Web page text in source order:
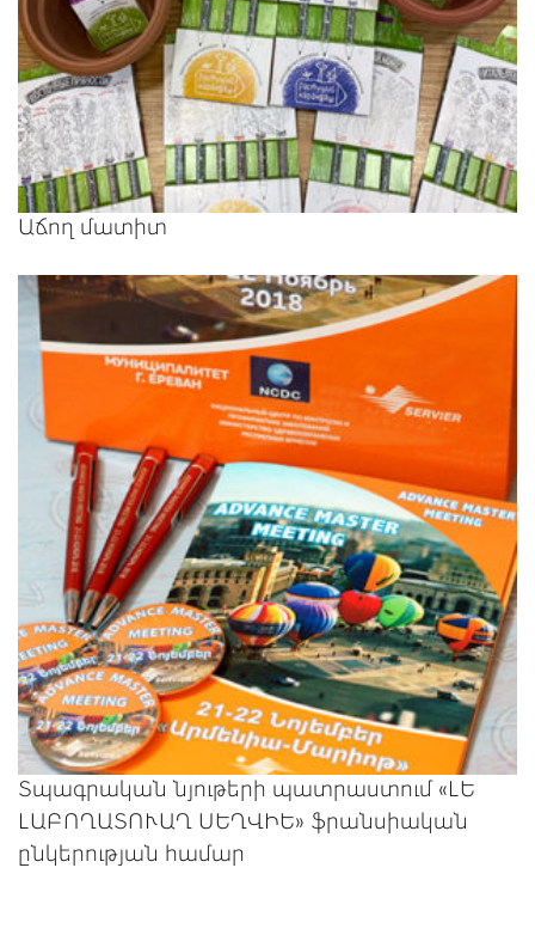
Աճող մատիտ
Տպագրական նյութերի պատրաստում «ԼԵ
ԼԱԲՈՂԱՏՈՒԱՂ ՍԵՂՎԻԵ» ֆրանսիական
ընկերության համար